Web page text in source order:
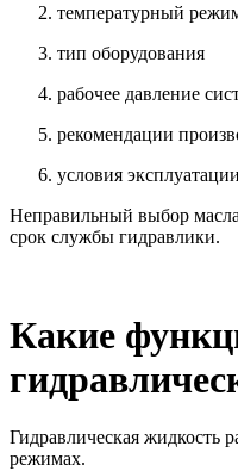
температурный
тип оборудования
рабочее давление
рекомендации
условия эксплуатации
Неправильный выбор
срок службы гидравлики.
Какие
Гидравлическая жидкость
режимах.